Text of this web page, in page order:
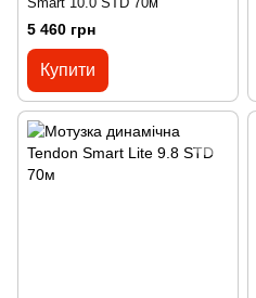
5 460 грн
Купити